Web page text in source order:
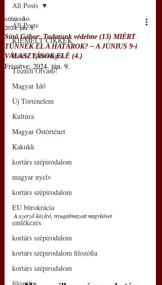
All Posts
KIEMELT CIKKEK
Hírek, újdonságok
Tisztelt Olvasó!
Magyar Idő
Új Történelem
Kultúra
Magyar Őstörténet
Kakukk
kortárs szépirodalom
magyar nyelv
kortárs szépirodalom
EU bürokrácia
emlékezés
kortárs szépirodalom
kortárs szépirodalom filozófia
kortárs szépirodalom
All Posts
Sütő Gábor: Tudatunk védelme (13) MIÉRT
TŰNNEK EL A HATÁROK? – A JÚNIUS 9-i
VÁLASZTÁSOK ELÉ (4.)
szilajcsiko
2024. jún. 8.
Frissítve: 2024. jún. 9.
A szerző közíró, nyugalmazott nagykövet